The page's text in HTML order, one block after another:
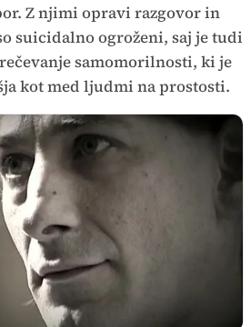
Z njimi opravi razgovor in
suicidalno ogroženi, saj je tudi
samomorilnosti, ki je
kot med ljudmi na prostosti.